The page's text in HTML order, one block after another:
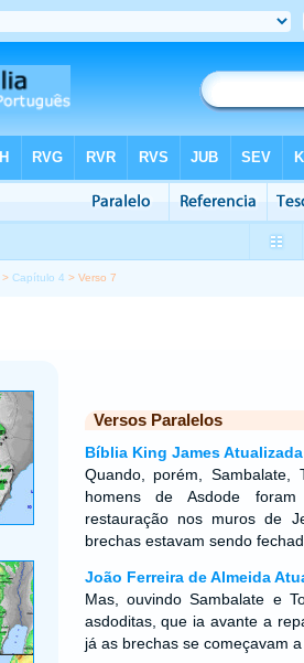
>Capítulo 4 > Verso 7
Versos Paralelos
Bíblia King James Atualizada
Quando, porém,
homens de Asdode
restauração nos muros de
brechas estavam sendo
João Ferreira de Almeida
Mas, ouvindo Sambalate e
asdoditas, que ia avante a
já as brechas se começavam